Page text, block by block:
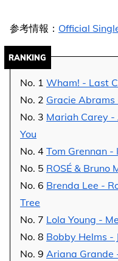
参考情報： Official
RANKING
No. 1 Wham! - Last
No. 2 Gracie Abrams
No. 3 Mariah Carey -
You
No. 4 Tom Grennan -
No. 5 ROSÉ & Bruno
No. 6 Brenda Lee -
Tree
No. 7 Lola Young -
No. 8 Bobby Helms -
No. 9 Ariana Grande